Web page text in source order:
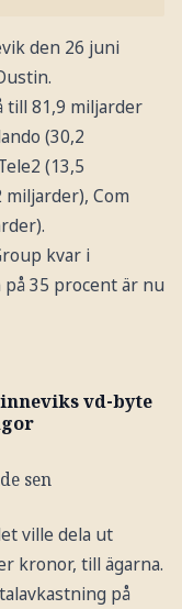
den 26 juni
till 81,9 miljarder
(30,2
(13,5
miljarder), Com
kvar i
35 procent är nu
vd-byte
sen
ville dela ut
kronor, till ägarna.
på